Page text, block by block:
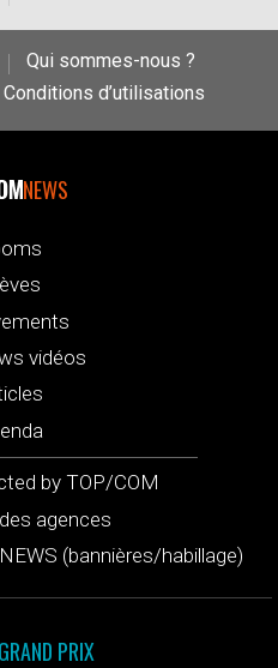
Qui sommes-nous ?
Conditions d’utilisations
NEWS
vidéos
by TOP/COM
agences
(bannières/habillage)
PRIX